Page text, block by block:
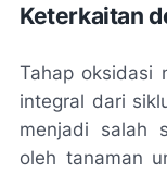
Keterkaitan
Tahap oksidasi
integral dari
menjadi salah
oleh tanaman